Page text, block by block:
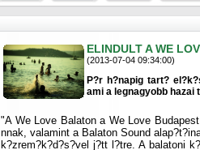
ELINDULT A WE
(2013-07-04 09:34:00)
P?r h?napig tart?
ami a legnagyobb hazai
"A We Love Balaton a We Love
nnak, valamint a Balaton Sound
k?zrem?k?d?s?vel j?tt l?tre. A balatoni